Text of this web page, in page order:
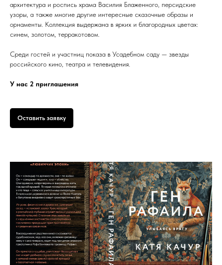
архитектура и роспись храма Василия Блаженного, персидские
узоры, а также многие другие интересные сказочные образы и
орнаменты. Коллекция выдержана в ярких и благородных цветах:
синем, золотом, терракотовом.
Среди гостей и участниц показа в Усадебном саду — звезды
российского кино, театра и телевидения.
У нас 2 приглашения
Оставить заявку